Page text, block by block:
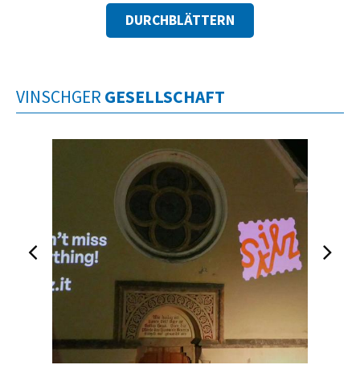
DURCHBLÄTTERN
VINSCHGER GESELLSCHAFT